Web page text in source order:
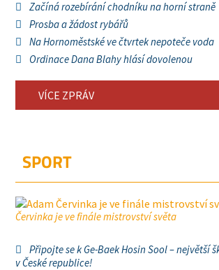
Začíná rozebírání chodníku na horní straně
Prosba a žádost rybářů
Na Hornoměstské ve čtvrtek nepoteče voda
Ordinace Dana Blahy hlásí dovolenou
VÍCE ZPRÁV
SPORT
Červinka je ve finále mistrovství světa
Připojte se k Ge-Baek Hosin Sool – největší
v České republice!